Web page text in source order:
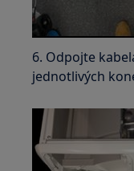
6. Odpojte
jednotlivých